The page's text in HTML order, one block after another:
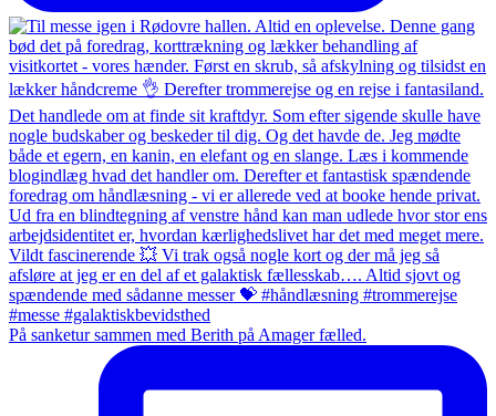
På sanketur sammen med Berith på Amager fælled.